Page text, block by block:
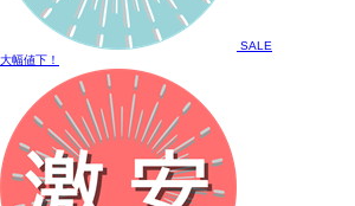
SALE
大幅値下！